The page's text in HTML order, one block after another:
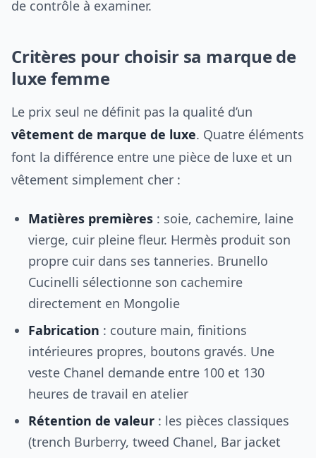
de contrôle à examiner.
Critères pour choisir sa marque de
luxe femme
Le prix seul ne définit pas la qualité d’un
vêtement de marque de luxe. Quatre éléments
font la différence entre une pièce de luxe et un
vêtement simplement cher :
Matières premières : soie, cachemire, laine
vierge, cuir pleine fleur. Hermès produit son
propre cuir dans ses tanneries. Brunello
Cucinelli sélectionne son cachemire
directement en Mongolie
Fabrication : couture main, finitions
intérieures propres, boutons gravés. Une
veste Chanel demande entre 100 et 130
heures de travail en atelier
Rétention de valeur : les pièces classiques
(trench Burberry, tweed Chanel, Bar jacket